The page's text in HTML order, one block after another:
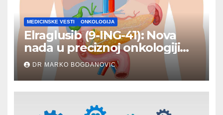
MEDICINSKE VESTI ONKOLOGIJA
Elraglusib (9-ING-41): Nova
nada u preciznoj onkologiji
karcinoma pankreasa
DR MARKO BOGDANOVIC